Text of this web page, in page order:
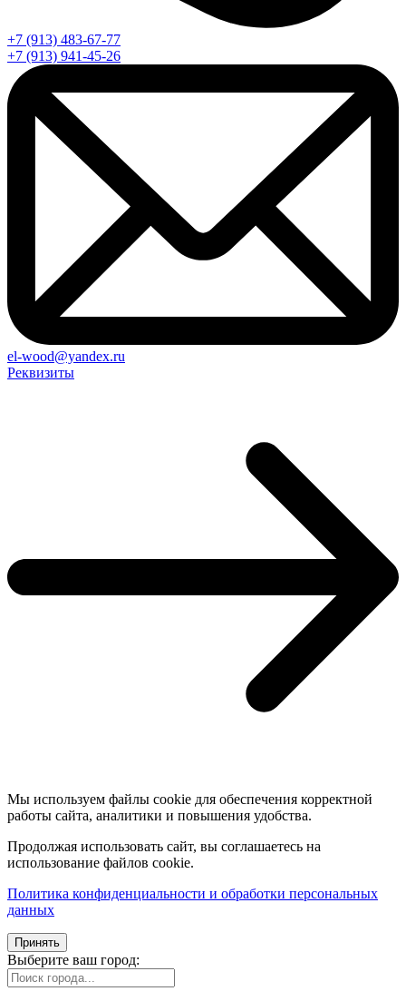
+7 (913) 483-67-77
+7 (913) 941-45-26
el-wood@yandex.ru
Реквизиты
Мы используем файлы cookie для обеспечения корректной
работы сайта, аналитики и повышения удобства.
Продолжая использовать сайт, вы соглашаетесь на
использование файлов cookie.
Политика конфиденциальности и обработки персональных
данных
Принять
Выберите ваш город: